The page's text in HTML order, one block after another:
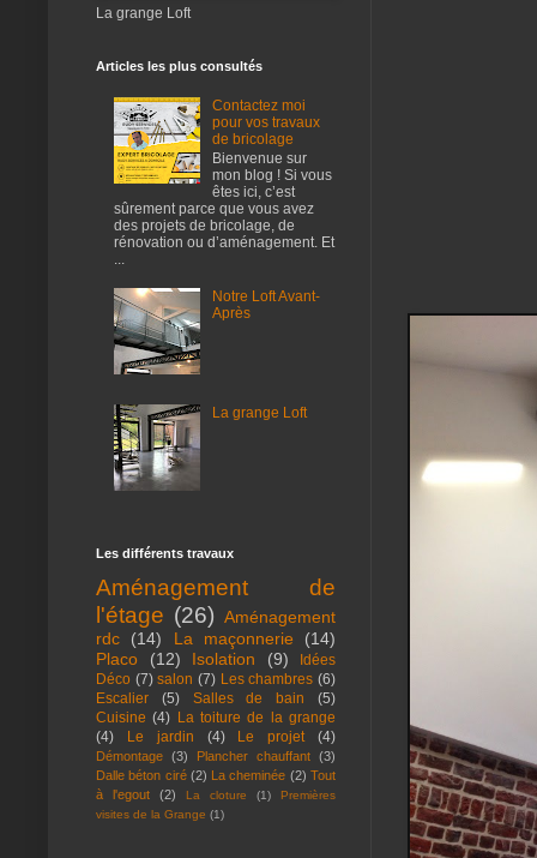
La grange Loft
Articles les plus consultés
Contactez moi
pour vos travaux
de bricolage
Bienvenue sur
mon blog ! Si vous
êtes ici, c’est
sûrement parce que vous avez
des projets de bricolage, de
rénovation ou d’aménagement. Et
...
Notre Loft Avant-
Après
La grange Loft
Les différents travaux
Aménagement de
l'étage (26) Aménagement
rdc
(14) La maçonnerie
(14)
Placo
(12) Isolation (9)
Idées
Déco (7) salon (7) Les chambres (6)
Escalier
(5) Salles de bain
(5)
Cuisine (4) La toiture de la grange
(4)
Le jardin (4) Le projet (4)
Démontage (3) Plancher chauffant (3)
Dalle béton ciré (2) La cheminée (2) Tout
à l'egout
(2) La cloture (1)
Premières
visites de la Grange (1)